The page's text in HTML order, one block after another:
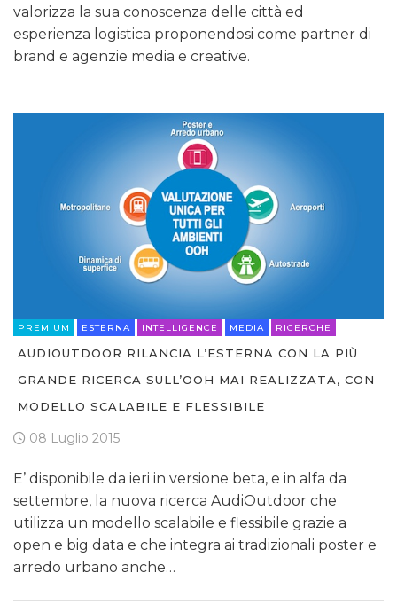
valorizza la sua conoscenza delle città ed
esperienza logistica proponendosi come partner di
brand e agenzie media e creative.
PREMIUM ESTERNA INTELLIGENCE MEDIA RICERCHE
AUDIOUTDOOR RILANCIA L’ESTERNA CON LA PIÙ
GRANDE RICERCA SULL’OOH MAI REALIZZATA, CON
MODELLO SCALABILE E FLESSIBILE
08 Luglio 2015
E’ disponibile da ieri in versione beta, e in alfa da
settembre, la nuova ricerca AudiOutdoor che
utilizza un modello scalabile e flessibile grazie a
open e big data e che integra ai tradizionali poster e
arredo urbano anche…